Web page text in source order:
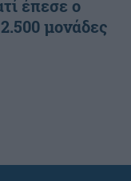
έπεσε ο
μονάδες